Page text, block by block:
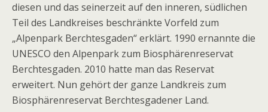
diesen und das seinerzeit auf den inneren, südlichen
Teil des Landkreises beschränkte Vorfeld zum
„Alpenpark Berchtesgaden“ erklärt. 1990 ernannte die
UNESCO den Alpenpark zum Biosphärenreservat
Berchtesgaden. 2010 hatte man das Reservat
erweitert. Nun gehört der ganze Landkreis zum
Biosphärenreservat Berchtesgadener Land.